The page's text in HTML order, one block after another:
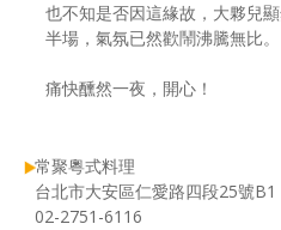
也不知是否因這緣故，大夥兒
半場，氣氛已然歡鬧沸騰無比。
痛快醺然一夜，開心！
常聚粵式料理
台北市大安區仁愛路四段25號B1
02-2751-6116